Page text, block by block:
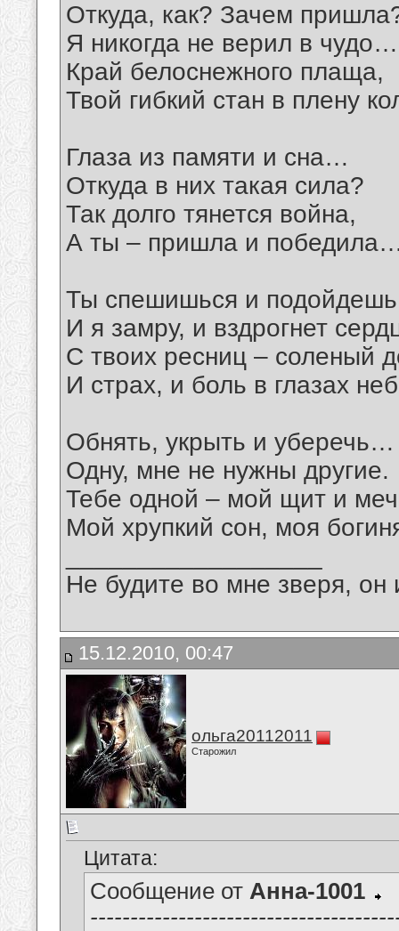
Откуда, как? Зачем
Я никогда не верил в чудо…
Край белоснежного плаща,
Твой гибкий стан в плену
Глаза из памяти и сна…
Откуда в них такая сила?
Так долго тянется война,
А ты – пришла и
Ты спешишься и
И я замру, и вздрогнет
С твоих ресниц – соленый
И страх, и боль в глазах
Обнять, укрыть и уберечь…
Одну, мне не нужны другие.
Тебе одной – мой щит и
Мой хрупкий сон, моя
Не будите во мне зверя, он
15.12.2010, 00:47
ольга20112011
Старожил
Цитата:
Сообщение от Анна-1001